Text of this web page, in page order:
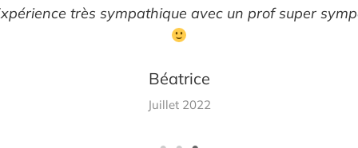
bonne humeur, et conseils avisés. Mes
passé de bonnes sessions surf avec lui. Il